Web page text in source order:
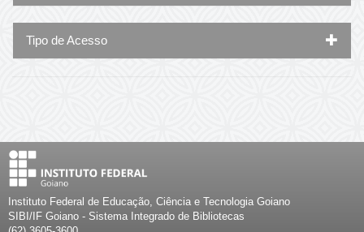
Tipo de Acesso
Instituto Federal de Educação, Ciência e Tecnologia Goiano
SIBI/IF Goiano - Sistema Integrado de Bibliotecas